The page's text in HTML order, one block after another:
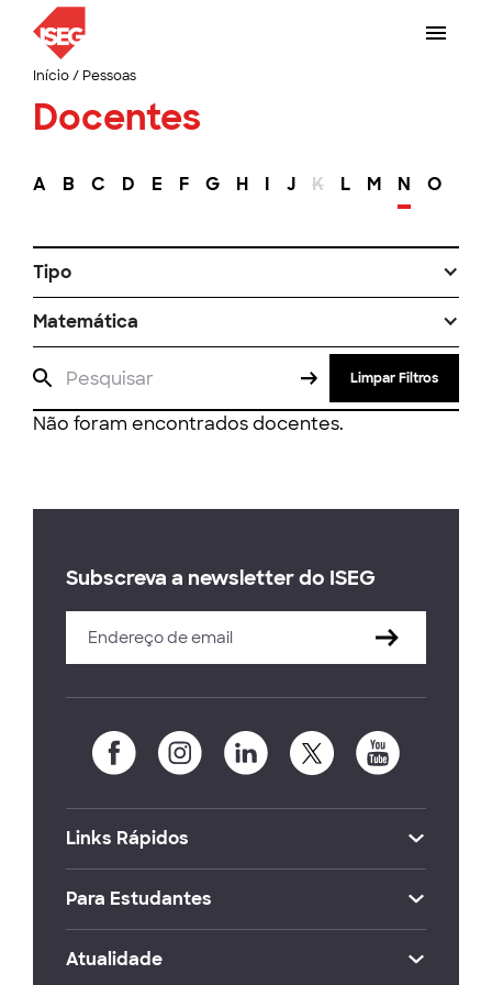
Início/ Pessoas
Docentes
A B C D E F G H I J K L M N O
Tipo
Matemática
Limpar Filtros
Não foram encontrados docentes.
Subscreva a newsletter do ISEG
Links Rápidos
Para Estudantes
Atualidade